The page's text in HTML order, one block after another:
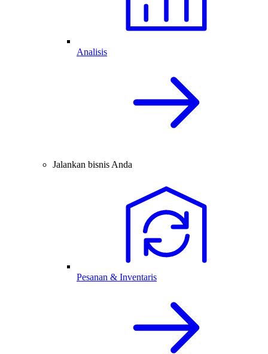
Analisis
Jalankan bisnis Anda
Pesanan & Inventaris